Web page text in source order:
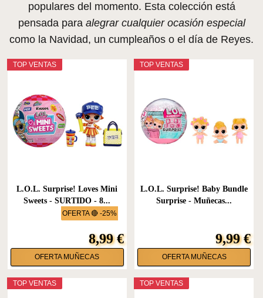
populares del momento. Esta colección está
pensada para alegrar cualquier ocasión especial
como la Navidad, un cumpleaños o el día de Reyes.
OFERTA 🔴 -25%
TOP VENTAS
L.O.L. Surprise! Loves Mini
Sweets - SURTIDO - 8...
8,99 €
OFERTA MUÑECAS
TOP VENTAS
L.O.L. Surprise! Baby Bundle
Surprise - Muñecas...
9,99 €
OFERTA MUÑECAS
TOP VENTAS TOP VENTAS